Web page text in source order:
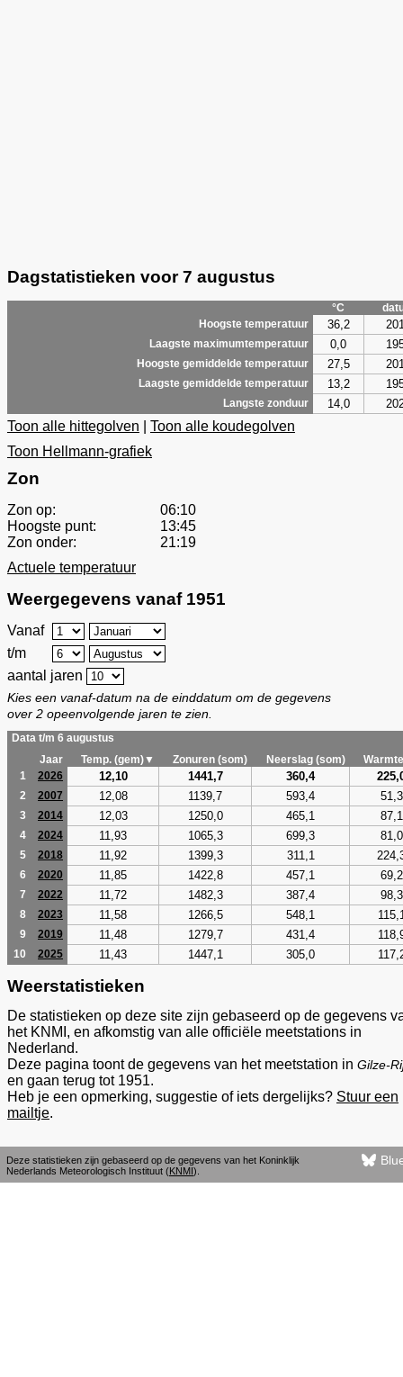
Dagstatistieken voor 7 augustus
°C
Hoogste temperatuur
36,2
Laagste maximumtemperatuur 0,0
Hoogste gemiddelde temperatuur 27,5
Laagste gemiddelde temperatuur 13,2
Langste zonduur 14,0
Toon alle hittegolven
Toon alle koudegolven
Toon Hellmann-grafiek
Zon
Zon op:
06:10
Hoogste punt:
13:45
Zon onder:
21:19
Actuele temperatuur
Weergegevens vanaf 1951
Vanaf
t/m
aantal jaren
Kies een vanaf-datum na de einddatum om de gegevens
over 2 opeenvolgende jaren te zien.
Data t/m 6 augustus
Jaar
Temp. (gem)▼ Zonuren (som) Neerslag (som)
1
2026 12,10 1441,7 360,4
2 2007 12,08 1139,7 593,4 51,3
3 2014 12,03 1250,0 465,1 87,1
4 2024 11,93 1065,3 699,3 81,0
5 2018 11,92 1399,3 311,1
6 2020 11,85 1422,8 457,1 69,2
7 2022 11,72 1482,3 387,4 98,3
8 2023 11,58 1266,5 548,1
9 2019 11,48 1279,7 431,4
10 2025 11,43 1447,1 305,0
Weerstatistieken
De statistieken op deze site zijn gebaseerd op de gegevens
het KNMI, en afkomstig van alle officiële meetstations in
Nederland.
Deze pagina toont de gegevens van het meetstation in Gilze-
en gaan terug tot 1951.
Heb je een opmerking, suggestie of iets dergelijks? Stuur een
mailtje.
Deze statistieken zijn gebaseerd op de gegevens van het Koninklijk
Nederlands Meteorologisch Instituut (KNMI).